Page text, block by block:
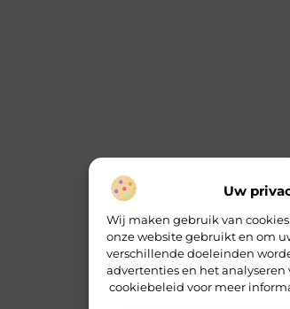
Uw
Wij maken gebruik van
onze website gebruikt en om
verschillende doeleinden
advertenties en het
cookiebeleid voor meer